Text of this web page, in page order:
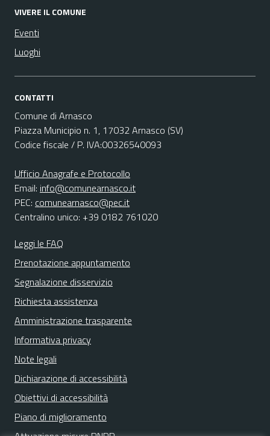
VIVERE IL COMUNE
Eventi
Luoghi
CONTATTI
Comune di Arnasco
Piazza Municipio n. 1, 17032 Arnasco (SV)
Codice fiscale / P. IVA:00326540093
Ufficio Anagrafe e Protocollo
Email: info@comunearnasco.it
PEC: comunearnasco@pec.it
Centralino unico: +39 0182 761020
Leggi le FAQ
Prenotazione appuntamento
Segnalazione disservizio
Richiesta assistenza
Amministrazione trasparente
Informativa privacy
Note legali
Dichiarazione di accessibilità
Obiettivi di accessibilità
Piano di miglioramento